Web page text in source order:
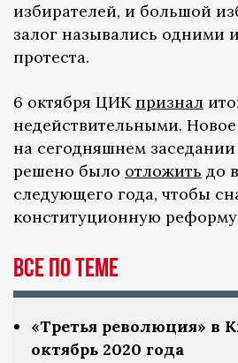
избирателей, и большой
залог назывались одними
протеста.
6 октября ЦИК признал
недействительными.
на сегодняшнем
решено было отложить до
следующего года, чтобы
конституционную
ВСЕ ПО ТЕМЕ
«Третья революция» в
октябрь 2020 года